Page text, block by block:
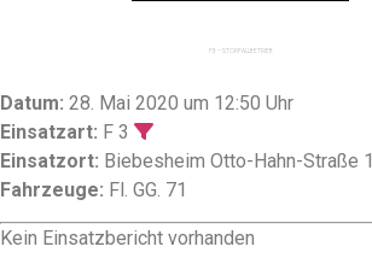
F3 – STÖRFALLBETRIEB
Datum: 28. Mai 2020 um 12:50 Uhr
Einsatzart: F 3
Einsatzort: Biebesheim Otto-Hahn-Straße 1
Fahrzeuge: Fl. GG. 71
Kein Einsatzbericht vorhanden